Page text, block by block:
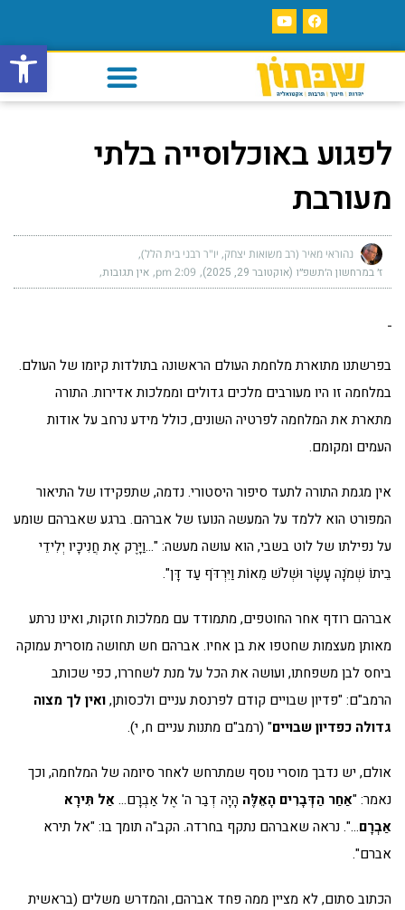
פתח
לפגוע באוכלוסייה בלתי
מעורבת
נהוראי מאיר (רב משואות יצחק, יו"ר רבני בית הלל)
ז׳ במרחשון ה׳תשפ״ו (אוקטובר 29, 2025) 2:09 pm אין תגובות
בפרשתנו מתוארת מלחמת העולם הראשונה בתולדות קיומו של העולם.
במלחמה זו היו מעורבים מלכים גדולים וממלכות אדירות. התורה
מתארת את המלחמה לפרטיה השונים, כולל מידע נרחב על אודות
העמים ומקומם.
אין מגמת התורה לתעד סיפור היסטורי. נדמה, שתפקידו של התיאור
המפורט הוא ללמד על המעשה הנועז של אברהם. ברגע שאברהם שומע
על נפילתו של לוט בשבי, הוא עושה מעשה: "…וַיָּרֶק אֶת חֲנִיכָיו יְלִידֵי
בֵיתוֹ שְׁמֹנָה עָשָׂר וּשְׁלֹשׁ מֵאוֹת וַיִּרְדֹּף עַד דָּן".
אברהם רודף אחר החוטפים, מתמודד עם ממלכות חזקות, ואינו נרתע
מאותן מעצמות שחטפו את בן אחיו. אברהם חש תחושה מוסרית עמוקה
ביחס לבן משפחתו, ועושה את הכל על מנת לשחררו, כפי שכותב
הרמב"ם: "פדיון שבויים קודם לפרנסת עניים ולכסותן,ואין לך מצוה
גדולה כפדיון שבויים" (רמב"ם מתנות עניים ח, י).
אולם, יש נדבך מוסרי נוסף שמתרחש לאחר סיומה של המלחמה, וכך
נאמר: "אַחַר הַדְּבָרִים הָאֵלֶּה הָיָה דְבַר ה' אֶל אַבְרָם…אַל תִּירָא
אַבְרָם…". נראה שאברהם נתקף בחרדה. הקב"ה תומך בו: "אל תירא
אברם".
הכתוב סתום, לא מציין ממה פחד אברהם, והמדרש משלים (בראשית